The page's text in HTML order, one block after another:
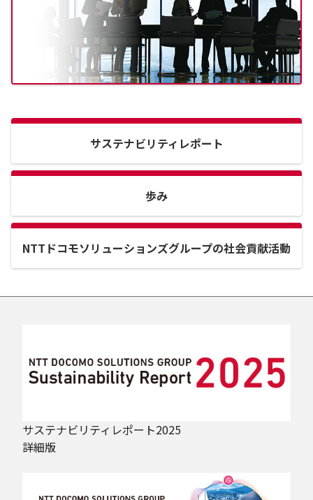
サステナビリティレポート
歩み
NTTドコモソリューションズグループの社会貢献活動
サステナビリティレポート2025
詳細版